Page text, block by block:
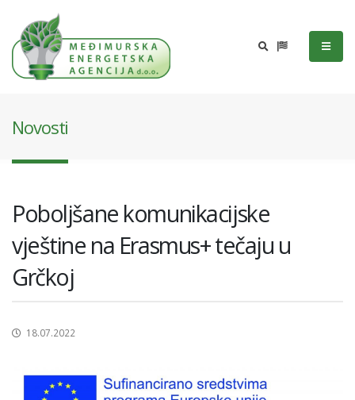
Novosti
Poboljšane komunikacijske
vještine na Erasmus+ tečaju u
Grčkoj
18.07.2022